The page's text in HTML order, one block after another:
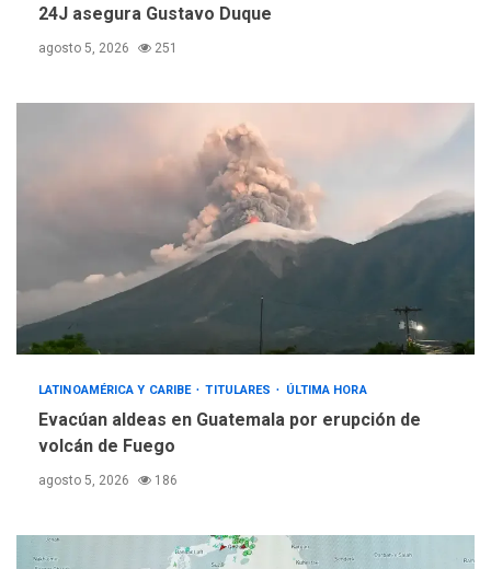
24J asegura Gustavo Duque
agosto 5, 2026 251
LATINOAMÉRICA Y CARIBE TITULARES ÚLTIMA HORA
Evacúan aldeas en Guatemala por erupción de
volcán de Fuego
agosto 5, 2026 186